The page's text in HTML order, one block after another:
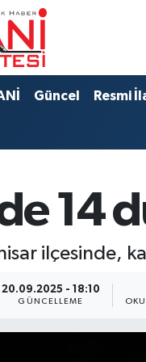
Güncel Resmi
14
ilçesinde,
20.09.2025 - 18:10
GÜNCELLEME